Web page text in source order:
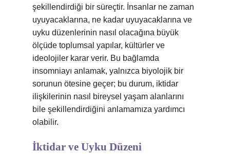
şekillendirdiği bir süreçtir. İnsanlar ne zaman
uyuyacaklarına, ne kadar uyuyacaklarına ve
uyku düzenlerinin nasıl olacağına büyük
ölçüde toplumsal yapılar, kültürler ve
ideolojiler karar verir. Bu bağlamda
insomniayı anlamak, yalnızca biyolojik bir
sorunun ötesine geçer; bu durum, iktidar
ilişkilerinin nasıl bireysel yaşam alanlarını
bile şekillendirdiğini anlamamıza yardımcı
olabilir.
İktidar ve Uyku Düzeni